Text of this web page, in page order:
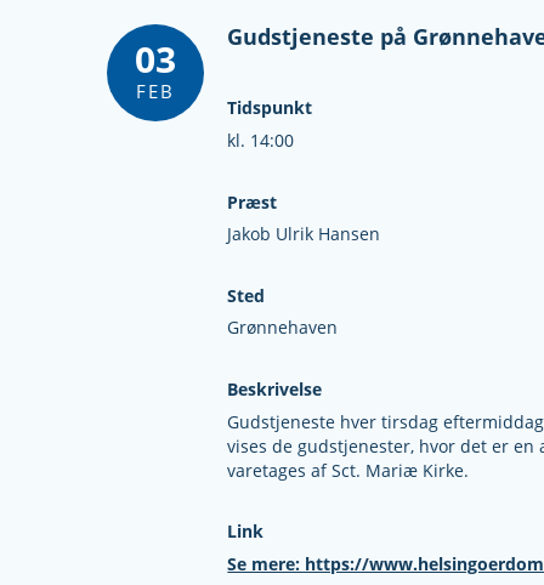
03
FEB
Gudstjeneste på
Tidspunkt
kl. 14:00
Præst
Jakob Ulrik Hansen
Sted
Grønnehaven
Beskrivelse
Gudstjeneste hver tirsdag
vises de gudstjenester, hvor det er
varetages af Sct. Mariæ Kirke.
Link
Se mere: https://